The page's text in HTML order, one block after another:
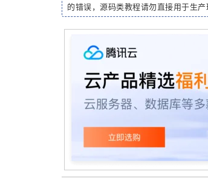
的错误，源码类教程请勿直接用于生产